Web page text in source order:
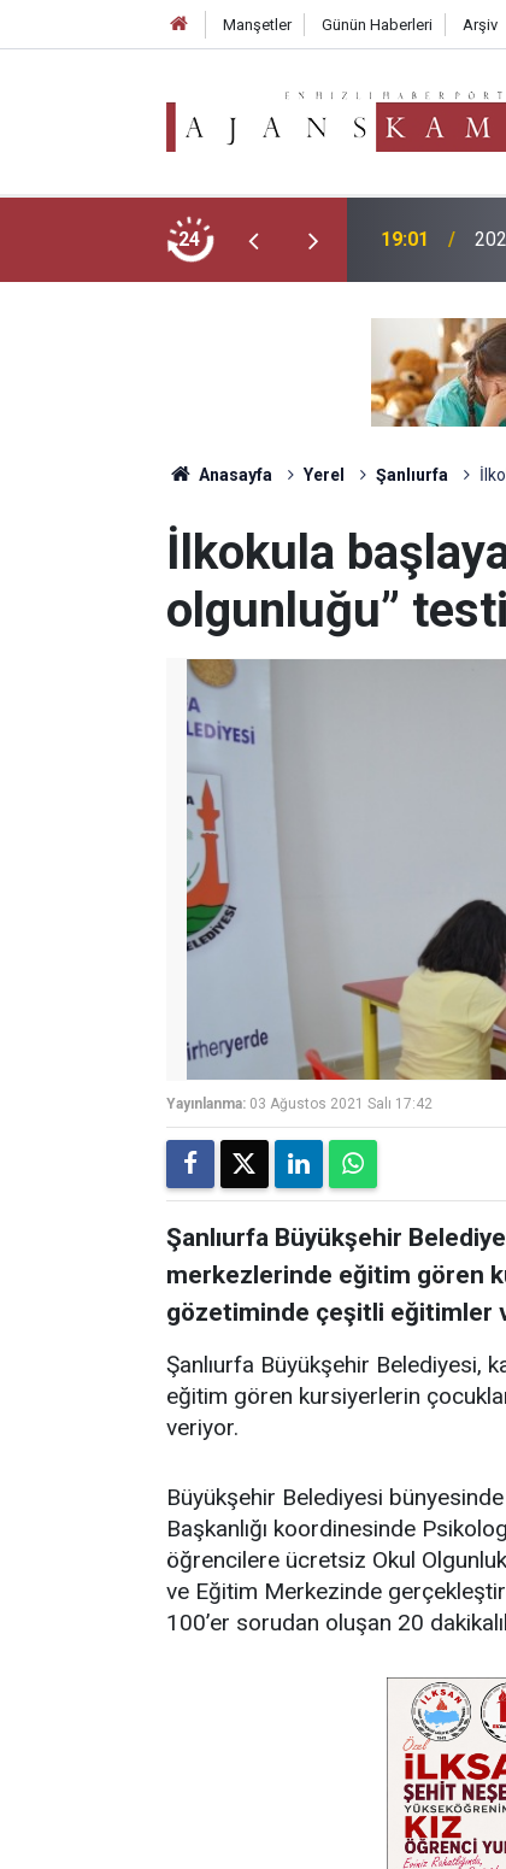
Manşetler Günün Haberleri Arşiv
24
Başvurusu Nasıl Yapılır? 17:02
Anasayfa Yerel Şanlıurfa
İlkokula
olgunluğu” testi
Yayınlanma: 03 Ağustos 2021 Salı 17:42
Şanlıurfa Büyükşehir
merkezlerinde eğitim gören
gözetiminde çeşitli eğitimler
Şanlıurfa Büyükşehir Belediyesi,
eğitim gören kursiyerlerin
veriyor.
Büyükşehir Belediyesi
Başkanlığı koordinesinde
öğrencilere ücretsiz Okul
ve Eğitim Merkezinde
100’er sorudan oluşan 20